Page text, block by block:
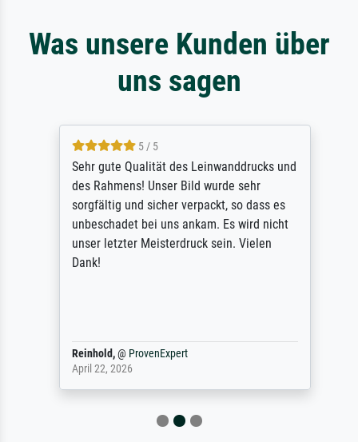
Was unsere Kunden über
uns sagen
5 / 5
Sehr gute Qualität des Leinwanddrucks und
des Rahmens! Unser Bild wurde sehr
sorgfältig und sicher verpackt, so dass es
unbeschadet bei uns ankam. Es wird nicht
unser letzter Meisterdruck sein. Vielen
Dank!
Reinhold,@ProvenExpert
April 22, 2026